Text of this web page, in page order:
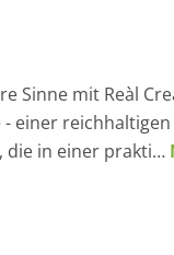
Sinne mit Reàl
- einer
die in einer prakti…